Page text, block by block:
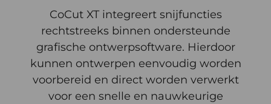
CoCut XT integreert snijfuncties
rechtstreeks binnen ondersteunde
grafische ontwerpsoftware. Hierdoor
kunnen ontwerpen eenvoudig worden
voorbereid en direct worden verwerkt
voor een snelle en nauwkeurige